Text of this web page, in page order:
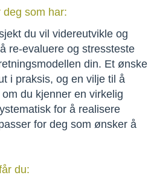
som har:
du vil videreutvikle og
re-evaluere og stressteste
din. Et ønske
i praksis, og en vilje til å
du kjenner en virkelig
for å realisere
for deg som ønsker å
du: